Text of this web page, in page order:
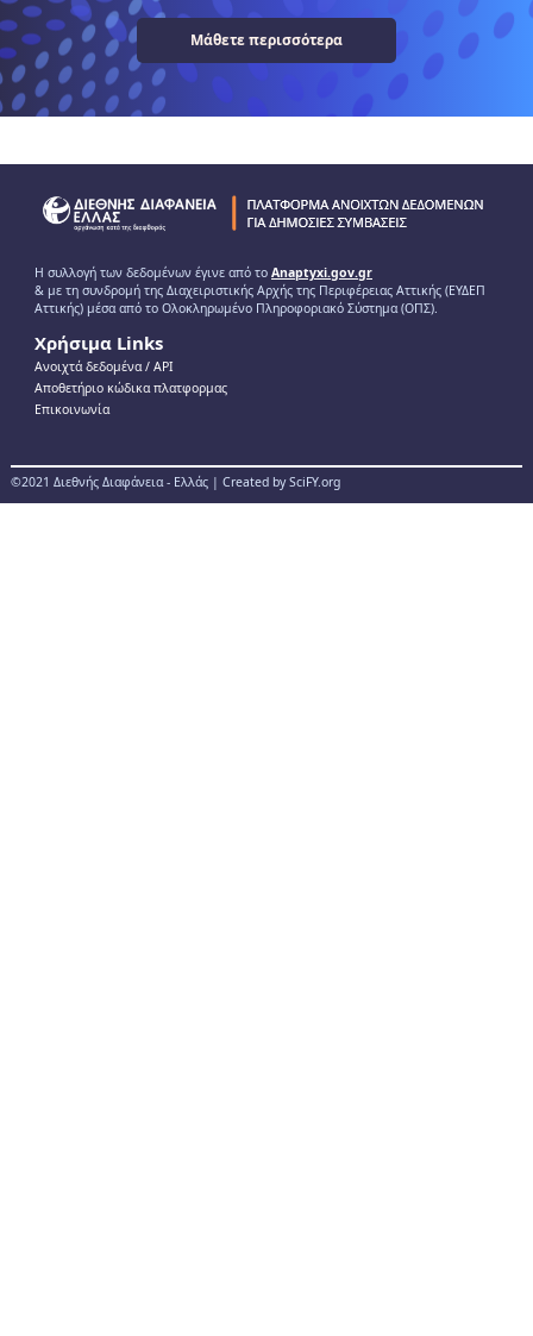
Μάθετε περισσότερα
Η συλλογή των δεδομένων έγινε από το Anaptyxi.gov.gr
& με τη συνδρομή της Διαχειριστικής Αρχής της Περιφέρειας Αττικής (ΕΥΔΕΠ
Αττικής) μέσα από το Ολοκληρωμένο Πληροφοριακό Σύστημα (ΟΠΣ).
Χρήσιμα Links
Ανοιχτά δεδομένα / ΑPI
Αποθετήριο κώδικα πλατφορμας
Επικοινωνία
©2021 Διεθνής Διαφάνεια - Ελλάς | Created by SciFY.org